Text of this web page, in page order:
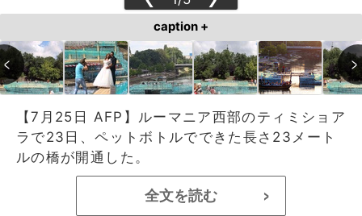
caption +
【7月25日 AFP】ルーマニア西部のティミショア
ラで23日、ペットボトルでできた長さ23メート
ルの橋が開通した。
全文を読む >